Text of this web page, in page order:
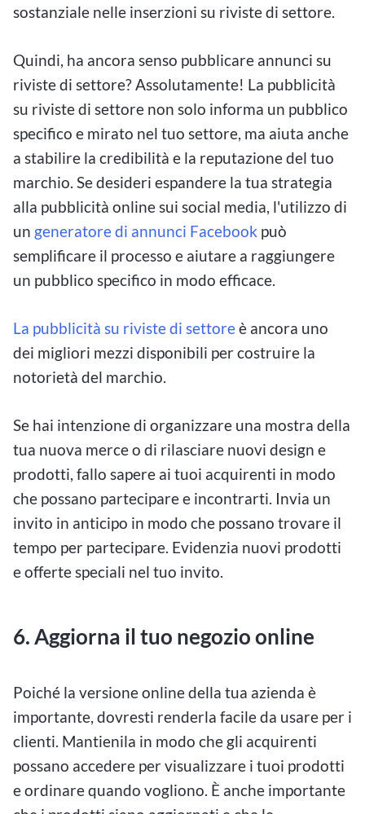
sostanziale nelle inserzioni su riviste di settore.
Quindi, ha ancora senso pubblicare annunci su
riviste di settore? Assolutamente! La pubblicità
su riviste di settore non solo informa un pubblico
specifico e mirato nel tuo settore, ma aiuta anche
a stabilire la credibilità e la reputazione del tuo
marchio. Se desideri espandere la tua strategia
alla pubblicità online sui social media, l'utilizzo di
un generatore di annunci Facebook può
semplificare il processo e aiutare a raggiungere
un pubblico specifico in modo efficace.
La pubblicità su riviste di settoreè ancora uno
dei migliori mezzi disponibili per costruire la
notorietà del marchio.
Se hai intenzione di organizzare una mostra della
tua nuova merce o di rilasciare nuovi design e
prodotti, fallo sapere ai tuoi acquirenti in modo
che possano partecipare e incontrarti. Invia un
invito in anticipo in modo che possano trovare il
tempo per partecipare. Evidenzia nuovi prodotti
e offerte speciali nel tuo invito.
6. Aggiorna il tuo negozio online
Poiché la versione online della tua azienda è
importante, dovresti renderla facile da usare per i
clienti. Mantienila in modo che gli acquirenti
possano accedere per visualizzare i tuoi prodotti
e ordinare quando vogliono. È anche importante